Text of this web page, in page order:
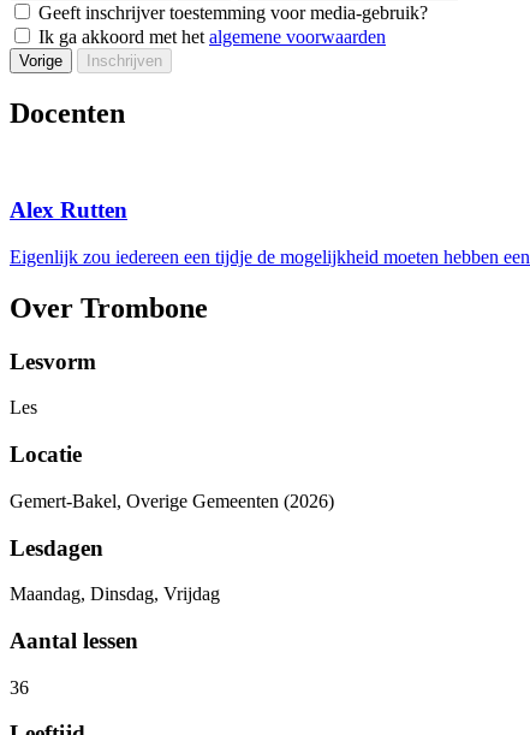
Geeft inschrijver toestemming voor media-gebruik?
Ik ga akkoord met het algemene voorwaarden
Vorige Inschrijven
Docenten
Alex Rutten
Eigenlijk zou iedereen een tijdje de mogelijkheid moeten hebben
Over Trombone
Lesvorm
Les
Locatie
Gemert-Bakel, Overige Gemeenten (2026)
Lesdagen
Maandag, Dinsdag, Vrijdag
Aantal lessen
36